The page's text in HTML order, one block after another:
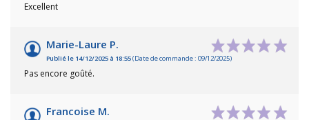
Excellent
Marie-Laure P.
Publié le 14/12/2025 à 18:55(Date de commande : 09/12/2025)
Pas encore goûté.
Francoise M.